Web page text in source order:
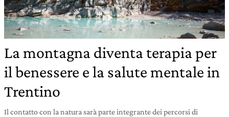
La montagna diventa terapia per
il benessere e la salute mentale in
Trentino
Il contatto con la natura sarà parte integrante dei percorsi di